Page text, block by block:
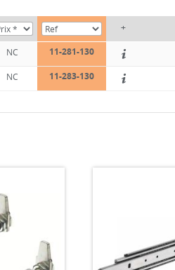
+
NC 11-281-130
NC 11-283-130